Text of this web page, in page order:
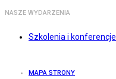
NASZE WYDARZENIA
Szkolenia i konferencje
MAPA STRONY